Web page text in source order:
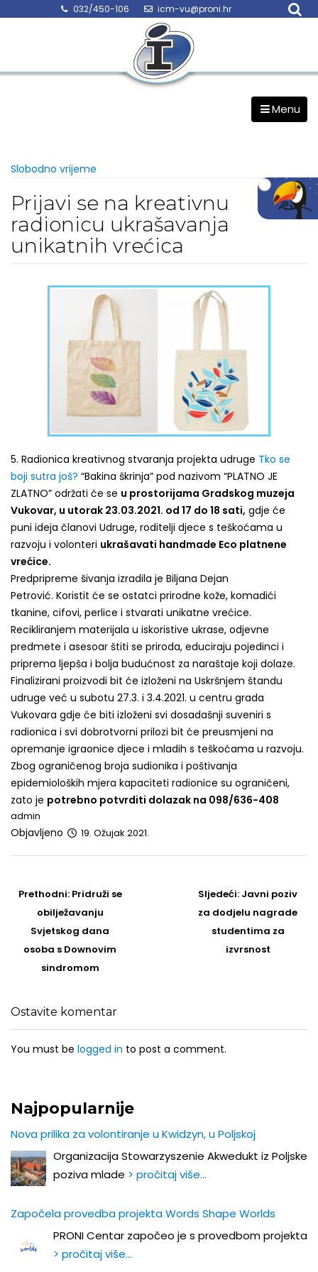
032/450-106 icm-vu@proni.hr
Menu
Slobodno vrijeme
Prijavi se na kreativnu
radionicu ukrašavanja
unikatnih vrećica
5. Radionica kreativnog stvaranja projekta udruge Tko se
boji sutra još? “Bakina škrinja” pod nazivom “PLATNO JE
ZLATNO” održati će se u prostorijama Gradskog muzeja
Vukovar, u utorak 23.03.2021. od 17 do 18 sati, gdje će
puni ideja članovi Udruge, roditelji djece s teškoćama u
razvoju i volonteri ukrašavati handmade Eco platnene
vrećice.
Predpripreme šivanja izradila je Biljana Dejan
Petrović. Koristit će se ostatci prirodne kože, komadići
tkanine, cifovi, perlice i stvarati unikatne vrećice.
Recikliranjem materijala u iskoristive ukrase, odjevne
predmete i asesoar štiti se priroda, educiraju pojedinci i
priprema ljepša i bolja budućnost za naraštaje koji dolaze.
Finalizirani proizvodi bit će izloženi na Uskršnjem štandu
udruge već u subotu 27.3. i 3.4.2021. u centru grada
Vukovara gdje će biti izloženi svi dosadašnji suveniri s
radionica i svi dobrotvorni prilozi bit će preusmjeni na
opremanje igraonice djece i mladih s teškoćama u razvoju.
Zbog ograničenog broja sudionika i poštivanja
epidemioloških mjera kapaciteti radionice su ograničeni,
zato je potrebno potvrditi dolazak na 098/636-408
admin
Objavljeno 19. Ožujak 2021.
navigation
Prethodni: Prethodni
post
Pridruži se
obilježavanju
Svjetskog dana
osoba s Downovim
sindromom
Sljedeći: Sljedeći
Post
Javni poziv
za dodjelu nagrade
studentima za
izvrsnost
Ostavite komentar
You must be logged in to post a comment.
Najpopularnije
Nova prilika za volontiranje u Kwidzyn, u Poljskoj
Organizacija Stowarzyszenie Akwedukt iz Poljske
poziva mlade > pročitaj više…
Započela provedba projekta Words Shape Worlds
PRONI Centar započeo je s provedbom projekta
> pročitaj više…